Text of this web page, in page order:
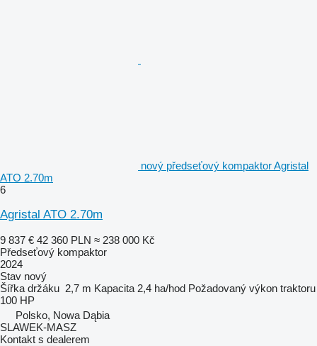
nový předseťový kompaktor Agristal
ATO 2.70m
6
Agristal ATO 2.70m
9 837 € 42 360 PLN ≈ 238 000 Kč
Předseťový kompaktor
2024
Stav nový
Šířka držáku 2,7 m Kapacita 2,4 ha/hod Požadovaný výkon traktoru
100 HP
Polsko, Nowa Dąbia
SLAWEK-MASZ
Kontakt s dealerem